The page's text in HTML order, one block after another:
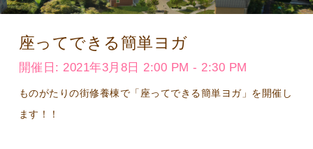
座ってできる簡単ヨガ
開催日: 2021年3月8日 2:00 PM - 2:30 PM
ものがたりの街修養棟で「座ってできる簡単ヨガ」を開催し
ます！！